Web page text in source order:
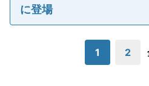
に登場
1 2